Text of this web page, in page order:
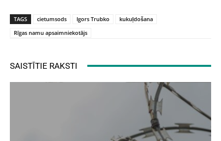
TAGS cietumsods Igors Trubko
kukuļdošana
Rīgas namu apsaimniekotājs
SAISTĪTIE RAKSTI